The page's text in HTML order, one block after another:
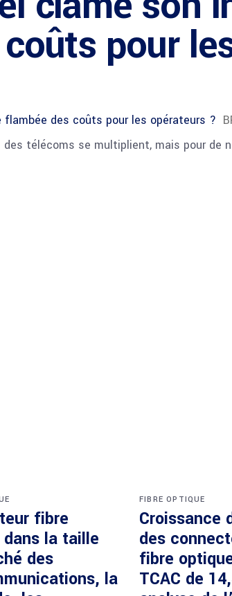
pour
des coûts pour les opérateurs ?
télécoms se multiplient, mais pour de
fibre
la taille
des
la
FIBRE OPTIQUE
Croissance
des
fibre
TCAC de